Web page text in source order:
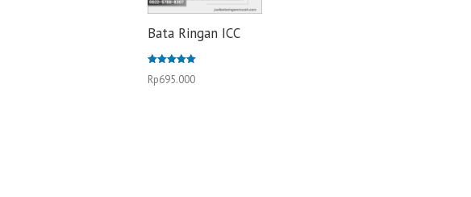
Bata Ringan ICC
5.00
Rp695.000